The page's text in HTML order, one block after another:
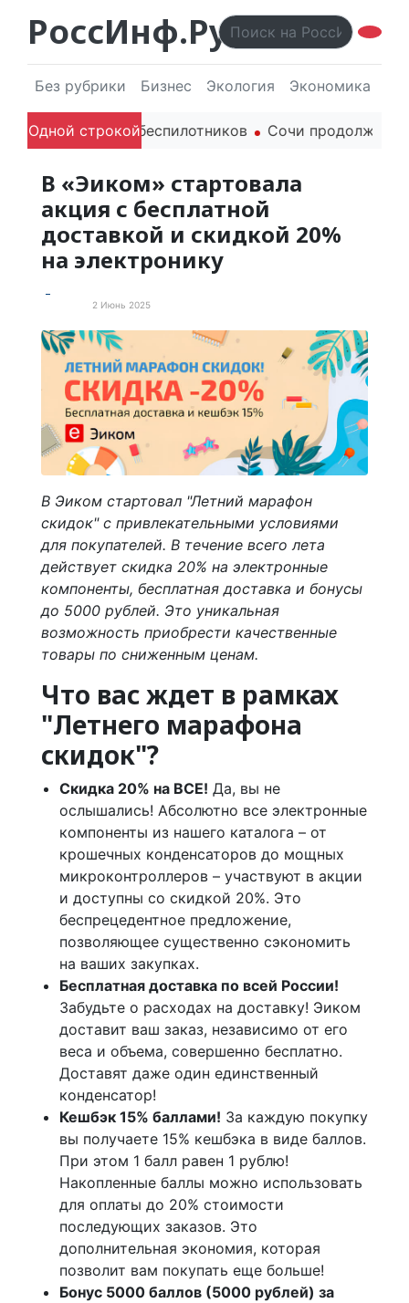
РоссИнф.Ру
Без рубрики Бизнес Экология Экономика
Одной строкой
гражданских беспилотников Сочи продолжает
В «Эиком» стартовала
акция с бесплатной
доставкой и скидкой 20%
на электронику
2 Июнь 2025
В Эиком стартовал "Летний марафон
скидок" с привлекательными условиями
для покупателей. В течение всего лета
действует скидка 20% на электронные
компоненты, бесплатная доставка и бонусы
до 5000 рублей. Это уникальная
возможность приобрести качественные
товары по сниженным ценам.
Что вас ждет в рамках
"Летнего марафона
скидок"?
Скидка 20% на ВСЕ! Да, вы не
ослышались! Абсолютно все электронные
компоненты из нашего каталога – от
крошечных конденсаторов до мощных
микроконтроллеров – участвуют в акции
и доступны со скидкой 20%. Это
беспрецедентное предложение,
позволяющее существенно сэкономить
на ваших закупках.
Бесплатная доставка по всей России!
Забудьте о расходах на доставку! Эиком
доставит ваш заказ, независимо от его
веса и объема, совершенно бесплатно.
Доставят даже один единственный
конденсатор!
Кешбэк 15% баллами! За каждую покупку
вы получаете 15% кешбэка в виде баллов.
При этом 1 балл равен 1 рублю!
Накопленные баллы можно использовать
для оплаты до 20% стоимости
последующих заказов. Это
дополнительная экономия, которая
позволит вам покупать еще больше!
Бонус 5000 баллов (5000 рублей) за